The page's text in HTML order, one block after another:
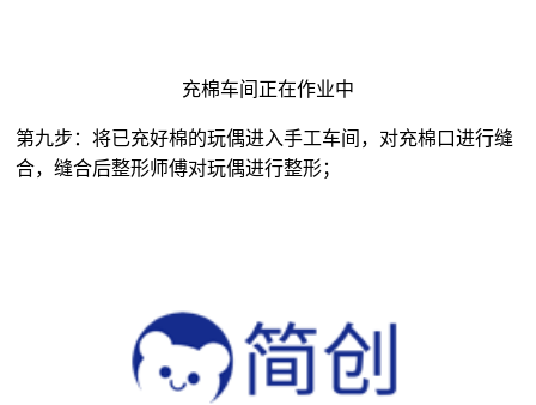
充棉车间正在作业中
第九步：将已充好棉的玩偶进入手工车间，对充棉口进行缝
合，缝合后整形师傅对玩偶进行整形；